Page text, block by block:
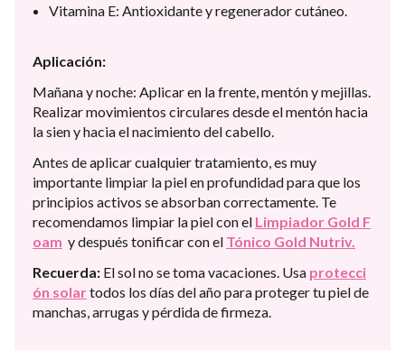
Vitamina E: Antioxidante y regenerador cutáneo.
Aplicación:
Mañana y noche: Aplicar en la frente, mentón y mejillas.
Realizar movimientos circulares desde el mentón hacia
la sien y hacia el nacimiento del cabello.
Antes de aplicar cualquier tratamiento, es muy
importante limpiar la piel en profundidad para que los
principios activos se absorban correctamente. Te
recomendamos limpiar la piel con el Limpiador Gold F
oam y después tonificar con el Tónico Gold Nutriv.
Recuerda: El sol no se toma vacaciones. Usa protecci
ón solartodos los días del año para proteger tu piel de
manchas, arrugas y pérdida de firmeza.